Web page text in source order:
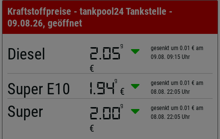
Kraftstoffpreise - tankpool24 Tankstelle -
09.08.26, geöffnet
Diesel 2.059
€
gesenkt um 0.01 € am
09.08. 09:15 Uhr
Super E10 1.949
€
gesenkt um 0.01 € am
08.08. 22:05 Uhr
Super 2.009
€
gesenkt um 0.01 € am
08.08. 22:05 Uhr